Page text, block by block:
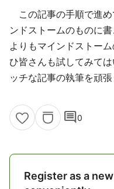
この記事の手順で進め
ンドストームのものに
よりもマインドストー
ひ皆さんも試してみて
ッチな記事の執筆を頑張
comment0
Register as a